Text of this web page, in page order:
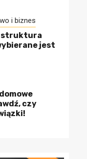
i biznes
struktura
jest
czy